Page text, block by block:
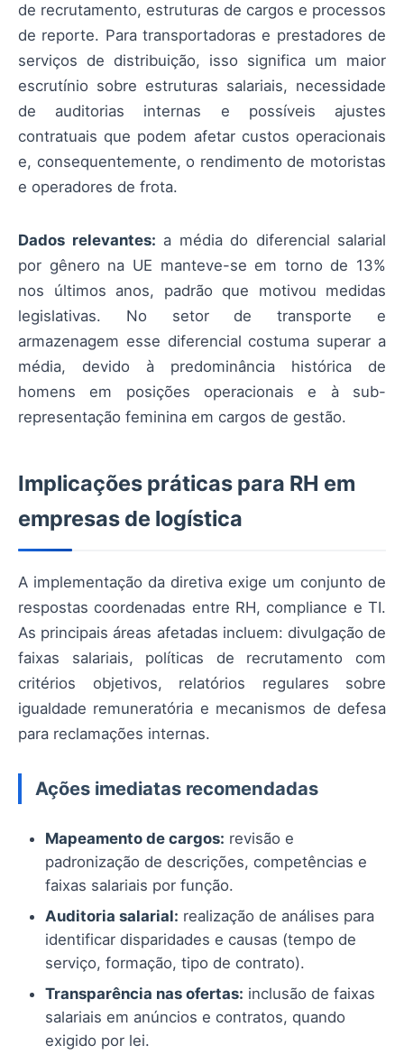
de recrutamento, estruturas de cargos e processos
de reporte. Para transportadoras e prestadores de
serviços de distribuição, isso significa um maior
escrutínio sobre estruturas salariais, necessidade
de auditorias internas e possíveis ajustes
contratuais que podem afetar custos operacionais
e, consequentemente, o rendimento de motoristas
e operadores de frota.
Dados relevantes: a média do diferencial salarial
por gênero na UE manteve-se em torno de 13%
nos últimos anos, padrão que motivou medidas
legislativas. No setor de transporte e
armazenagem esse diferencial costuma superar a
média, devido à predominância histórica de
homens em posições operacionais e à sub-
representação feminina em cargos de gestão.
Implicações práticas para RH em
empresas de logística
A implementação da diretiva exige um conjunto de
respostas coordenadas entre RH, compliance e TI.
As principais áreas afetadas incluem: divulgação de
faixas salariais, políticas de recrutamento com
critérios objetivos, relatórios regulares sobre
igualdade remuneratória e mecanismos de defesa
para reclamações internas.
Ações imediatas recomendadas
Mapeamento de cargos: revisão e
padronização de descrições, competências e
faixas salariais por função.
Auditoria salarial: realização de análises para
identificar disparidades e causas (tempo de
serviço, formação, tipo de contrato).
Transparência nas ofertas: inclusão de faixas
salariais em anúncios e contratos, quando
exigido por lei.